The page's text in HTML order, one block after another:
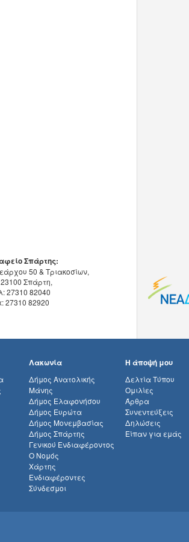
Σπάρτης:
50 & Τριακοσίων,
Σπάρτη,
27310 82040
27310 82920
Λακωνία
Δήμος Ανατολικής
Μάνης
Δήμος Ελαφονήσου
Δήμος Ευρώτα
Δήμος Μονεμβασίας
Δήμος Σπάρτης
Γενικού Ενδιαφέροντος
Ο Νομός
Χάρτης
Ενδιαφέροντες
Σύνδεσμοι
Η άποψή μου
Δελτία Τύπου
Ομιλίες
Άρθρα
Συνεντεύξεις
Δηλώσεις
Είπαν για εμάς